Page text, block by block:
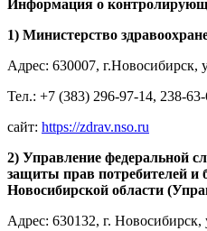
Информация о
1) Министерство
Адрес: 630007, г.Новосибирск,
Тел.: +7 (383) 296-97-14, 238-
сайт: https://zdrav.nso.ru
2) Управление федеральной
защиты прав потребителей и
Новосибирской области
Адрес: 630132, г.